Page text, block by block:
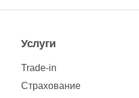
Услуги
Trade-in
Страхование